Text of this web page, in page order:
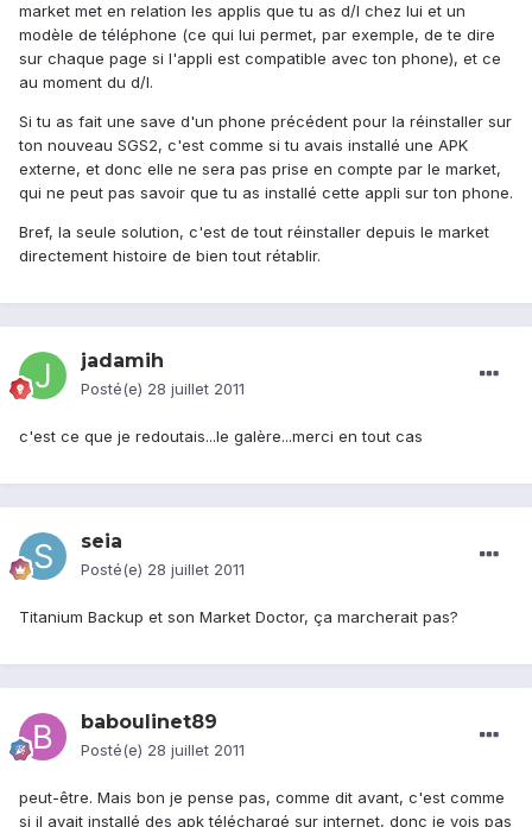
market met en relation les applis que tu as d/l chez lui et un
modèle de téléphone (ce qui lui permet, par exemple, de te dire
sur chaque page si l'appli est compatible avec ton phone), et ce
au moment du d/l.
Si tu as fait une save d'un phone précédent pour la réinstaller sur
ton nouveau SGS2, c'est comme si tu avais installé une APK
externe, et donc elle ne sera pas prise en compte par le market,
qui ne peut pas savoir que tu as installé cette appli sur ton phone.
Bref, la seule solution, c'est de tout réinstaller depuis le market
directement histoire de bien tout rétablir.
jadamih
Posté(e) 28 juillet 2011
c'est ce que je redoutais...le galère...merci en tout cas
seia
Posté(e) 28 juillet 2011
Titanium Backup et son Market Doctor, ça marcherait pas?
baboulinet89
Posté(e) 28 juillet 2011
peut-être. Mais bon je pense pas, comme dit avant, c'est comme
si il avait installé des apk téléchargé sur internet, donc je vois pas